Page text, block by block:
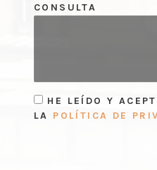
CONSULTA
HE LEÍDO Y
LA POLÍTICA DE